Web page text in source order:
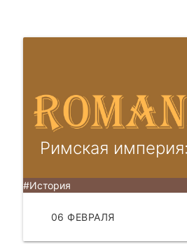
Римская
#История
06 ФЕВРАЛЯ